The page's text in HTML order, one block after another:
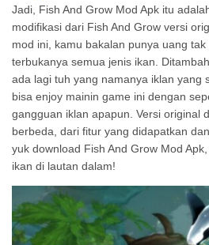
Eksplorasi Dunia Bawah Laut
Visualisasi 3D yang Tampak
Tips Untuk Memainkan Fish And
Mulai Dari Kecil dan Jadilah
Eksplorasi Hal Seru di Lautan
Gunakan Fitur Mod dan Ajak
Rekomendasi Pemilihan Ikan di
Bibos
Tiger Shark
Great White Shark
Ikan Coelacanth
Ikan Piranha
Mosasaurus
Yuk Mainkan Fish And Grow
Jadi, Fish And Grow Mod Apk itu
modifikasi dari Fish And Grow versi
mod ini, kamu bakalan punya uang
terbukanya semua jenis ikan.
ada lagi tuh yang namanya iklan yang
bisa enjoy mainin game ini dengan
gangguan iklan apapun. Versi original
berbeda, dari fitur yang didapatkan
yuk download Fish And Grow Mod
ikan di lautan dalam!